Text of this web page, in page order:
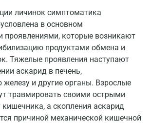
личинок симптоматика
в основном
проявлениями, которые возникают
продуктами обмена и
Тяжелые проявления наступают
аскарид в печень,
и другие органы. Взрослые
травмировать своими острыми
кишечника, а скопления аскарид
причиной механической кишечной